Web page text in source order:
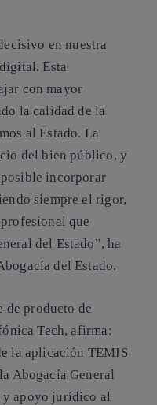
en nuestra
Esta
con mayor
la calidad de la
al Estado. La
del bien público, y
posible incorporar
siempre el rigor,
que
del Estado”, ha
del Estado.
de producto de
Tech, afirma:
la aplicación TEMIS
Abogacía General
y apoyo jurídico al